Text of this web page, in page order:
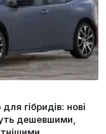
гібридів: нові
дешевшими,